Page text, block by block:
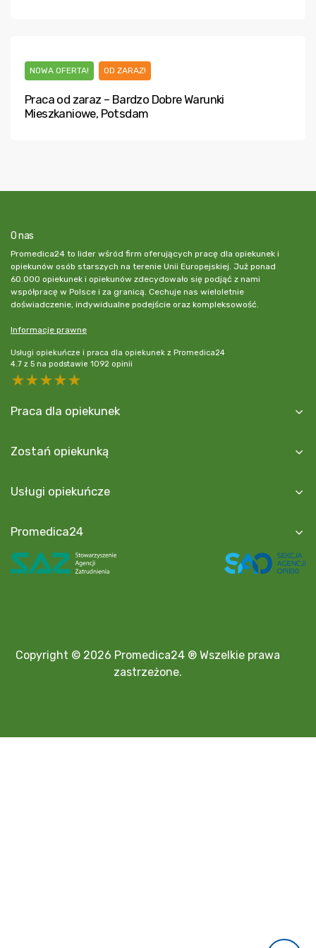
NOWA OFERTA! OD ZARAZ!
Praca od zaraz – Bardzo Dobre Warunki
Mieszkaniowe, Potsdam
O nas
Promedica24 to lider wśród firm oferujących pracę dla opiekunek i
opiekunów osób starszych na terenie Unii Europejskiej. Już ponad
60.000 opiekunek i opiekunów zdecydowało się podjąć z nami
współpracę w Polsce i za granicą. Cechuje nas wieloletnie
doświadczenie, indywidualne podejście oraz kompleksowość.
Informacje prawne
Usługi opiekuńcze i praca dla opiekunek z Promedica24
4.7 z 5 na podstawie 1092 opinii
5 stars
4 stars
3 stars
2 stars
Praca dla opiekunek
Zostań opiekunką
Usługi opiekuńcze
Promedica24
Copyright © 2026 Promedica24 ® Wszelkie prawa
zastrzeżone.